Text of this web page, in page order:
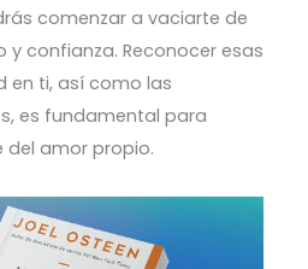
comenzar a vaciarte de
y confianza. Reconocer esas
en ti, así como las
es fundamental para
del amor propio.